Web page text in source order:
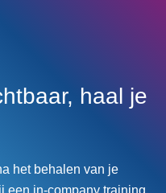
haal je
het behalen van je
een in-company training.